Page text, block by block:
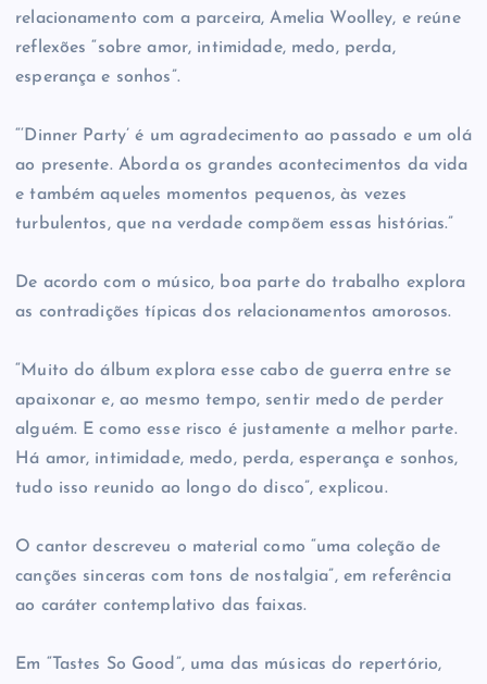
relacionamento com a parceira, Amelia Woolley, e reúne
reflexões “sobre amor, intimidade, medo, perda,
esperança e sonhos”.
“‘Dinner Party’ é um agradecimento ao passado e um olá
ao presente. Aborda os grandes acontecimentos da vida
e também aqueles momentos pequenos, às vezes
turbulentos, que na verdade compõem essas histórias.”
De acordo com o músico, boa parte do trabalho explora
as contradições típicas dos relacionamentos amorosos.
“Muito do álbum explora esse cabo de guerra entre se
apaixonar e, ao mesmo tempo, sentir medo de perder
alguém. E como esse risco é justamente a melhor parte.
Há amor, intimidade, medo, perda, esperança e sonhos,
tudo isso reunido ao longo do disco”, explicou.
O cantor descreveu o material como “uma coleção de
canções sinceras com tons de nostalgia”, em referência
ao caráter contemplativo das faixas.
Em “Tastes So Good”, uma das músicas do repertório,